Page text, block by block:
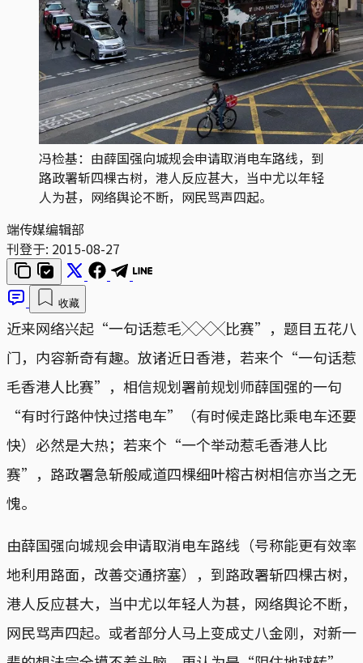
冯检基：由薛国强向城规会申请取消电车路线，到
路政署斩四棵古树，港人反应甚大，当中尤以年轻
人为甚，网络舆论不断，网民骂声四起。
端传媒编辑部
刊登于: 2015-08-27
收藏
近来网络兴起“一句话惹毛╳╳╳比赛”，题目五花八
门，内容新奇有趣。放诸近日香港，若来个“一句话惹
毛香港人比赛”，相信规划署前规划师薛国强的一句
“有时行路仲快过搭电车”（有时候走路比乘电车还要
快）必然是大热；若来个“一个举动惹毛香港人比
赛”，路政署急斩般咸道四棵细叶榕古树相信亦当之无
愧。
由薛国强向城规会申请取消电车路线（号称能更有效率
地利用路面，改善交通挤塞），到路政署斩四棵古树，
港人反应甚大，当中尤以年轻人为甚，网络舆论不断，
网民骂声四起。或者部分人马上变成丈八金刚，对新一